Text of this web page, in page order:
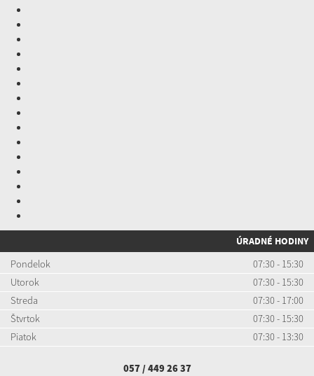
ÚRADNÉ HODINY
Pondelok
07:30 - 15:30
Utorok
07:30 - 15:30
Streda
07:30 - 17:00
Štvrtok
07:30 - 15:30
Piatok
07:30 - 13:30
057 / 449 26 37